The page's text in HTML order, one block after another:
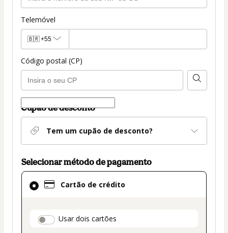
Telemóvel
🇧🇷+55
Código postal (CP)
Cupão de desconto
Tem um cupão de desconto?
Selecionar método de pagamento
Cartão de crédito
payment_data.section_title_v2
Usar dois cartões
Cartão
de
como